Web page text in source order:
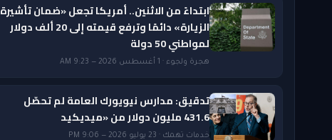
ابتداءً من الاثنين.. أمريكا تجعل «ضمان تأشيرة
الزيارة» دائمًا وترفع قيمته إلى 20 ألف دولار
لمواطني 50 دولة
هجرة ولجوء · 1 أغسطس 2026 — 9:23 AM
تدقيق: مدارس نيويورك العامة لم تحصّل
431.6 مليون دولار من «ميديكيد
خدمات تهمك · 23 يوليو 2026 — 9:06 PM